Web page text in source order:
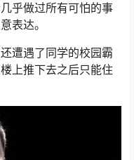
乎做过所有可怕的事
表达。
遭遇了同学的校园霸
上推下去之后只能住